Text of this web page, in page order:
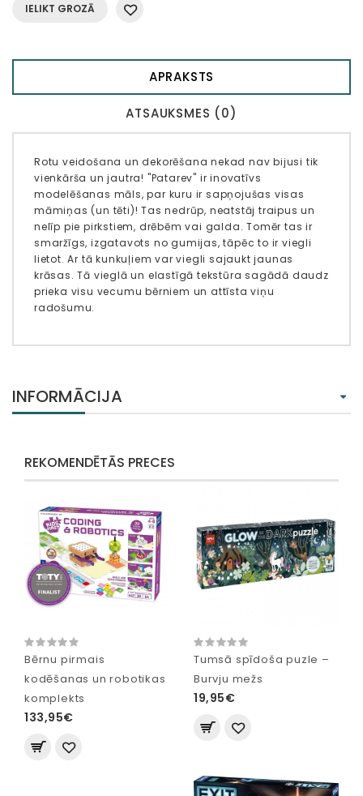
IELIKT GROZĀ
APRAKSTS
ATSAUKSMES (0)
Rotu veidošana un dekorēšana nekad nav bijusi tik
vienkārša un jautra! "Patarev" ir inovatīvs
modelēšanas māls, par kuru ir sapņojušas visas
māmiņas (un tēti)! Tas nedrūp, neatstāj traipus un
nelīp pie pirkstiem, drēbēm vai galda. Tomēr tas ir
smaržīgs, izgatavots no gumijas, tāpēc to ir viegli
lietot. Ar tā kunkuļiem var viegli sajaukt jaunas
krāsas. Tā vieglā un elastīgā tekstūra sagādā daudz
prieka visu vecumu bērniem un attīsta viņu
radošumu.
INFORMĀCIJA
REKOMENDĒTĀS PRECES
Bērnu pirmais
kodēšanas un robotikas
komplekts
133,95€
Tumsā spīdoša puzle –
Burvju mežs
19,95€